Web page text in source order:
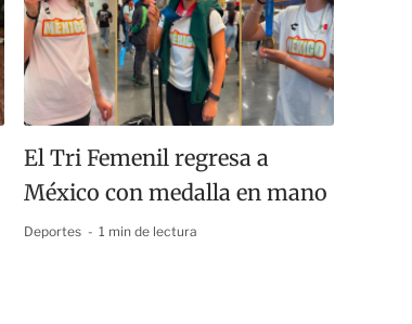
El Tri Femenil regresa a
México con medalla en mano
Deportes 1 min de lectura